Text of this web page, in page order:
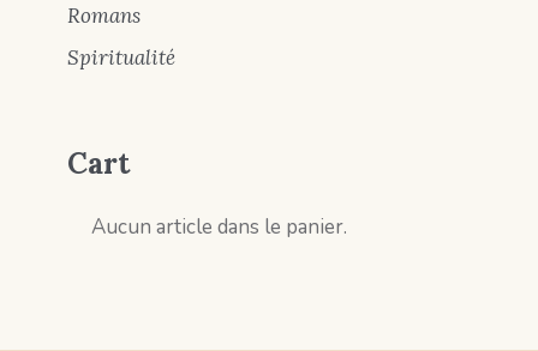
Romans
Spiritualité
Cart
Aucun article dans le panier.